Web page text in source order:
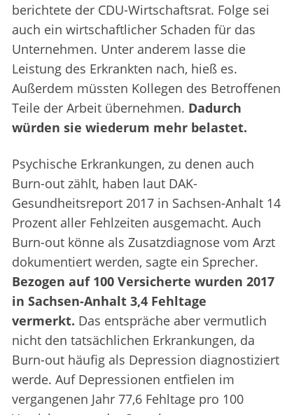
berichtete der CDU-Wirtschaftsrat. Folge sei
auch ein wirtschaftlicher Schaden für das
Unternehmen. Unter anderem lasse die
Leistung des Erkrankten nach, hieß es.
Außerdem müssten Kollegen des Betroffenen
Teile der Arbeit übernehmen. Dadurch
würden sie wiederum mehr belastet.
Psychische Erkrankungen, zu denen auch
Burn-out zählt, haben laut DAK-
Gesundheitsreport 2017 in Sachsen-Anhalt 14
Prozent aller Fehlzeiten ausgemacht. Auch
Burn-out könne als Zusatzdiagnose vom Arzt
dokumentiert werden, sagte ein Sprecher.
Bezogen auf 100 Versicherte wurden 2017
in Sachsen-Anhalt 3,4 Fehltage
vermerkt. Das entspräche aber vermutlich
nicht den tatsächlichen Erkrankungen, da
Burn-out häufig als Depression diagnostiziert
werde. Auf Depressionen entfielen im
vergangenen Jahr 77,6 Fehltage pro 100